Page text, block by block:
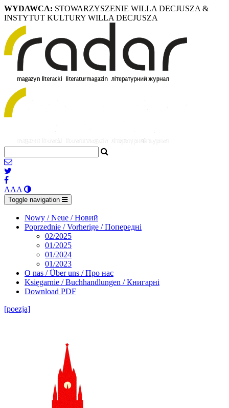
WYDAWCA: STOWARZYSZENIE WILLA DECJUSZA &
INSTYTUT KULTURY WILLA DECJUSZA
AAA
Toggle navigation
Nowy / Neue / Новий
Poprzednie / Vorherige / Попередні
02/2025
01/2025
01/2024
01/2023
O nas / Über uns / Про нас
Księgarnie / Buchhandlungen / Книгарні
Download PDF
[poezja]